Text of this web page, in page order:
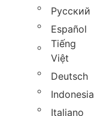
Русский
Español
Tiếng
Việt
Deutsch
Indonesia
Italiano